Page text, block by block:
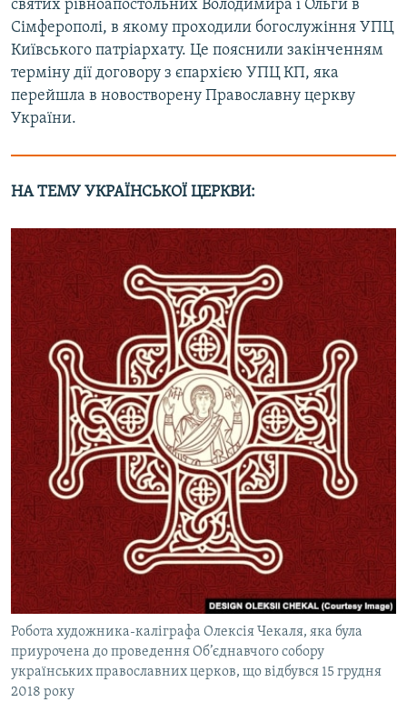
святих рівноапостольних Володимира і Ольги в
Сімферополі, в якому проходили богослужіння УПЦ
Київського патріархату. Це пояснили закінченням
терміну дії договору з єпархією УПЦ КП, яка
перейшла в новостворену Православну церкву
України.
НА ТЕМУ УКРАЇНСЬКОЇ ЦЕРКВИ:
Робота художника-каліграфа Олексія Чекаля, яка була
приурочена до проведення Об’єднавчого собору
українських православних церков, що відбувся 15 грудня
2018 року